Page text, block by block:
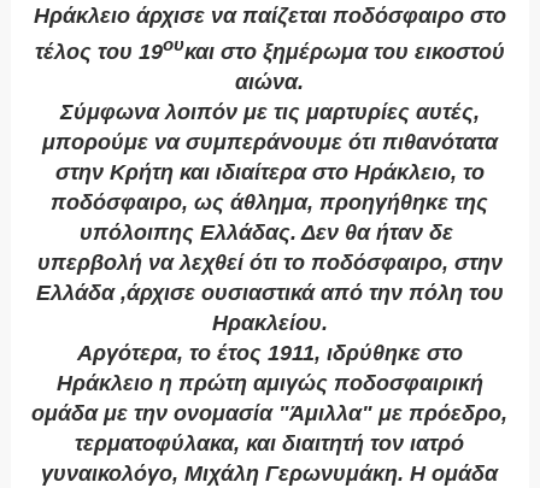
Ηράκλειο άρχισε να παίζεται ποδόσφαιρο στο
τέλος του 19ουκαι στο ξημέρωμα του εικοστού
αιώνα.
Σύμφωνα λοιπόν με τις μαρτυρίες αυτές,
μπορούμε να συμπεράνουμε ότι πιθανότατα
στην Κρήτη και ιδιαίτερα στο Ηράκλειο, το
ποδόσφαιρο, ως άθλημα, προηγήθηκε της
υπόλοιπης Ελλάδας. Δεν θα ήταν δε
υπερβολή να λεχθεί ότι το ποδόσφαιρο, στην
Ελλάδα ,άρχισε ουσιαστικά από την πόλη του
Ηρακλείου.
Αργότερα, το έτος 1911, ιδρύθηκε στο
Ηράκλειο η πρώτη αμιγώς ποδοσφαιρική
ομάδα με την ονομασία "Άμιλλα" με πρόεδρο,
τερματοφύλακα, και διαιτητή τον ιατρό
γυναικολόγο, Μιχάλη Γερωνυμάκη. Η ομάδα